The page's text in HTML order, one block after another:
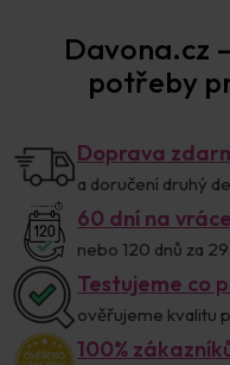
Davona.cz
potřeby
Doprava
a doručení druhý
60 dní na
nebo 120 dnů za
Testujeme co
ověřujeme kvalitu
100%